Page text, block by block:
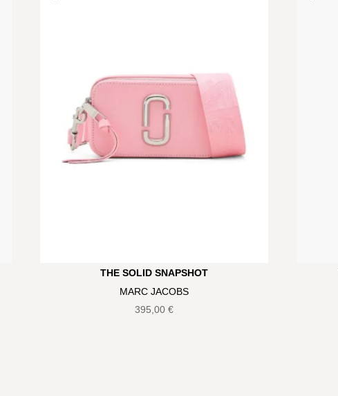
THE SOLID SNAPSHOT
MARC JACOBS
395,00€